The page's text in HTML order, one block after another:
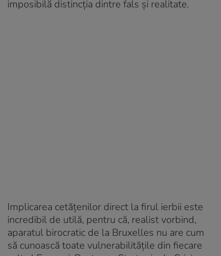
imposibilă distincția dintre fals și realitate.
Implicarea cetățenilor direct la firul ierbii este
incredibil de utilă, pentru că, realist vorbind,
aparatul birocratic de la Bruxelles nu are cum
să cunoască toate vulnerabilitățile din fiecare